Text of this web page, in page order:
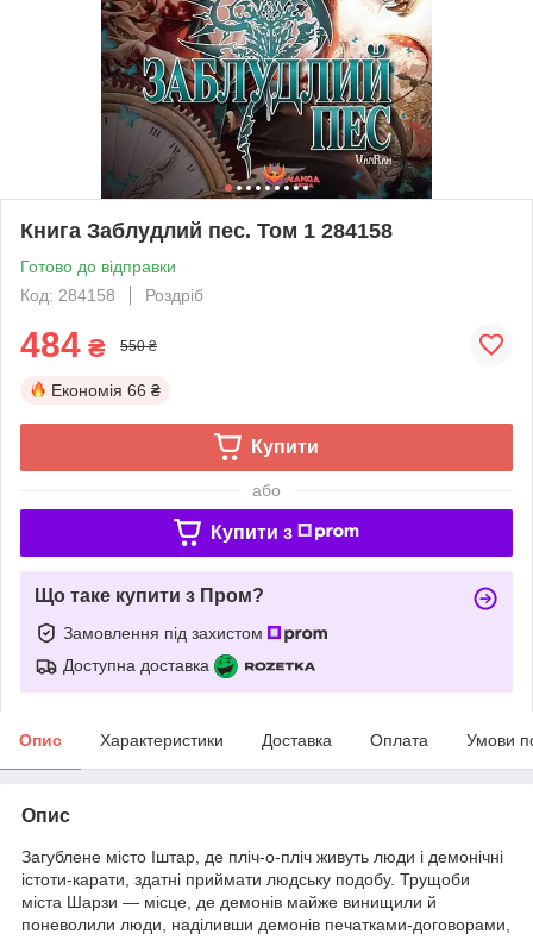
Книга Заблудлий пес. Том 1 284158
Готово до відправки
Код: 284158
Роздріб
484 ₴ 550 ₴
Економія 66 ₴
Купити
або
Купити з
Що таке купити з Пром?
Замовлення під захистом
Доступна доставка
Опис Характеристики Доставка Оплата Умови
Опис
Загублене місто Іштар, де пліч-о-пліч живуть люди і демонічні
істоти-карати, здатні приймати людську подобу. Трущоби
міста Шарзи — місце, де демонів майже винищили й
поневолили люди, наділивши демонів печатками-договорами,